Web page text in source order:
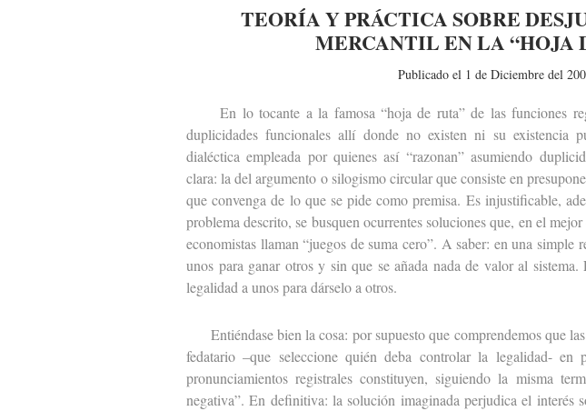
TEORÍA Y PRÁCTICA SOBRE
MERCANTIL EN LA “HOJA
Publicado el 1 de Diciembre del
En lo tocante a la famosa “hoja de ruta” de las funciones
duplicidades funcionales allí donde no existen ni su existencia
dialéctica empleada por quienes así “razonan” asumiendo
clara: la del argumento o silogismo circular que consiste en
que convenga de lo que se pide como premisa. Es injustificable,
problema descrito, se busquen ocurrentes soluciones que, en el
economistas llaman “juegos de suma cero”. A saber: en una
unos para ganar otros y sin que se añada nada de valor al
legalidad a unos para dárselo a otros.
Entiéndase bien la cosa: por supuesto que comprendemos que
fedatario –que seleccione quién deba controlar la legalidad- en
pronunciamientos registrales constituyen, siguiendo la misma
negativa”. En definitiva: la solución imaginada perjudica el interés